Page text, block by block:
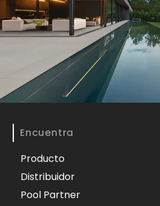
Encuentra
Producto
Distribuidor
Pool Partner